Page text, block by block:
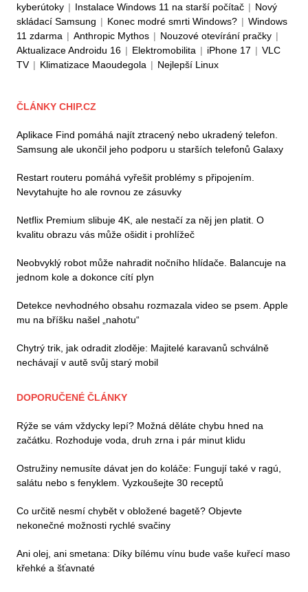
kyberútoky | Instalace Windows 11 na starší počítač | Nový
skládací Samsung | Konec modré smrti Windows? | Windows
11 zdarma | Anthropic Mythos | Nouzové otevírání pračky |
Aktualizace Androidu 16 | Elektromobilita | iPhone 17 | VLC
TV | Klimatizace Maoudegola | Nejlepší Linux
ČLÁNKY CHIP.CZ
Aplikace Find pomáhá najít ztracený nebo ukradený telefon.
Samsung ale ukončil jeho podporu u starších telefonů Galaxy
Restart routeru pomáhá vyřešit problémy s připojením.
Nevytahujte ho ale rovnou ze zásuvky
Netflix Premium slibuje 4K, ale nestačí za něj jen platit. O
kvalitu obrazu vás může ošidit i prohlížeč
Neobvyklý robot může nahradit nočního hlídače. Balancuje na
jednom kole a dokonce cítí plyn
Detekce nevhodného obsahu rozmazala video se psem. Apple
mu na bříšku našel „nahotu“
Chytrý trik, jak odradit zloděje: Majitelé karavanů schválně
nechávají v autě svůj starý mobil
DOPORUČENÉ ČLÁNKY
Rýže se vám vždycky lepí? Možná děláte chybu hned na
začátku. Rozhoduje voda, druh zrna i pár minut klidu
Ostružiny nemusíte dávat jen do koláče: Fungují také v ragú,
salátu nebo s fenyklem. Vyzkoušejte 30 receptů
Co určitě nesmí chybět v obložené bagetě? Objevte
nekonečné možnosti rychlé svačiny
Ani olej, ani smetana: Díky bílému vínu bude vaše kuřecí maso
křehké a šťavnaté